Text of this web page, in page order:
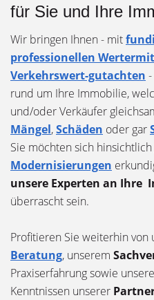
für Sie und Ihre
Wir bringen Ihnen - mit
professionellen
Verkehrswert-gutachten
rund um Ihre Immobilie,
und/oder Verkäufer
Mängel,Schäden oder gar
Sie möchten sich
Modernisierungen
unsere Experten an Ihre
überrascht sein.
Profitieren Sie weiterhin von
Beratung, unserem
Praxiserfahrung sowie
Kenntnissen unserer